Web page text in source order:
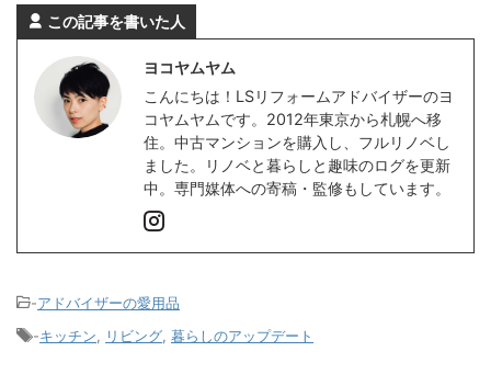
この記事を書いた人
ヨコヤムヤム
こんにちは！LSリフォームアドバイザーのヨ
コヤムヤムです。2012年東京から札幌へ移
住。中古マンションを購入し、フルリノベし
ました。リノベと暮らしと趣味のログを更新
中。専門媒体への寄稿・監修もしています。
-アドバイザーの愛用品
-キッチン リビング 暮らしのアップデート